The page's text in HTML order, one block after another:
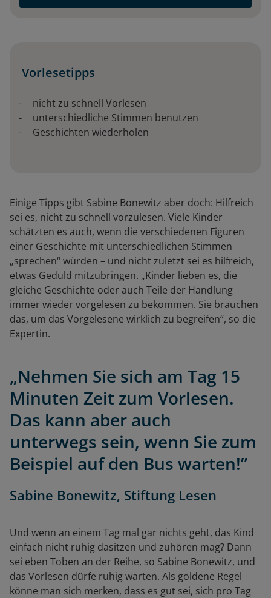
Vorlesetipps
nicht zu schnell Vorlesen
unterschiedliche Stimmen benutzen
Geschichten wiederholen
Einige Tipps gibt Sabine Bonewitz aber doch: Hilfreich
sei es, nicht zu schnell vorzulesen. Viele Kinder
schätzten es auch, wenn die verschiedenen Figuren
einer Geschichte mit unterschiedlichen Stimmen
„sprechen“ würden – und nicht zuletzt sei es hilfreich,
etwas Geduld mitzubringen. „Kinder lieben es, die
gleiche Geschichte oder auch Teile der Handlung
immer wieder vorgelesen zu bekommen. Sie brauchen
das, um das Vorgelesene wirklich zu begreifen“, so die
Expertin.
„Nehmen Sie sich am Tag 15
Minuten Zeit zum Vorlesen.
Das kann aber auch
unterwegs sein, wenn Sie zum
Beispiel auf den Bus warten!”
Sabine Bonewitz, Stiftung Lesen
Und wenn an einem Tag mal gar nichts geht, das Kind
einfach nicht ruhig dasitzen und zuhören mag? Dann
sei eben Toben an der Reihe, so Sabine Bonewitz, und
das Vorlesen dürfe ruhig warten. Als goldene Regel
könne man sich merken, dass es gut sei, sich pro Tag